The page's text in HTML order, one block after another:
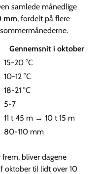
samlede månedlige
mm, fordelt på flere
Gennemsnit i oktober
15-20 °C
10-12 °C
18-21 °C
5-7
11 t 45 m → 10 t 15 m
80-110 mm
bliver dagene
oktober til lidt over 10